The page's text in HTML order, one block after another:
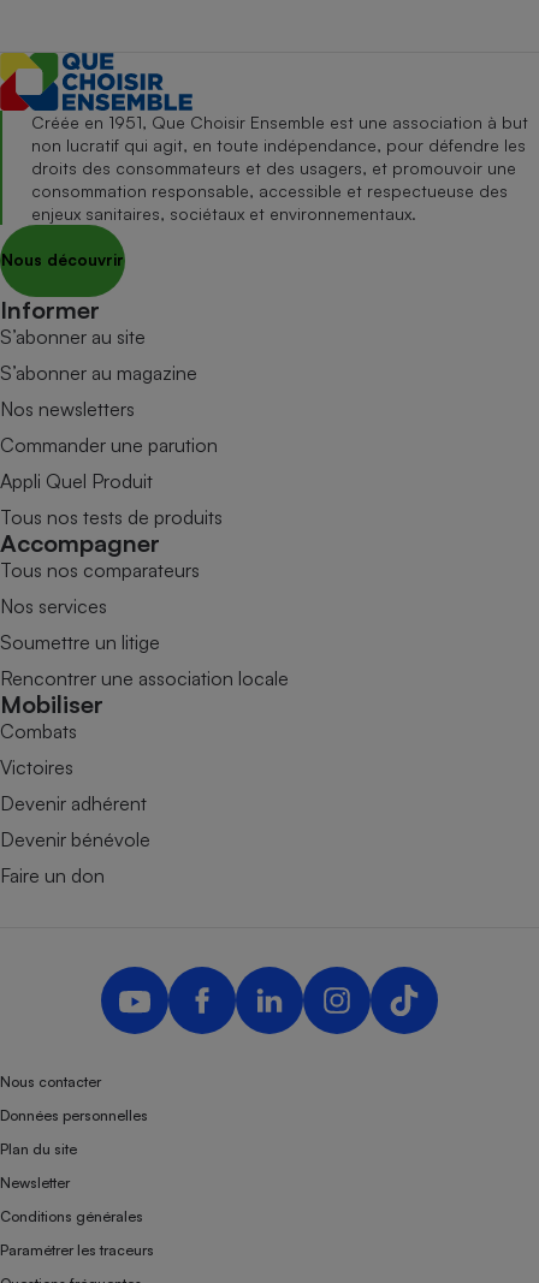
Créée en 1951, Que Choisir Ensemble est une association à but
non lucratif qui agit, en toute indépendance, pour défendre les
droits des consommateurs et des usagers, et promouvoir une
consommation responsable, accessible et respectueuse des
enjeux sanitaires, sociétaux et environnementaux.
Nous découvrir
Informer
S’abonner au site
S’abonner au magazine
Nos newsletters
Commander une parution
Appli Quel Produit
Tous nos tests de produits
Accompagner
Tous nos comparateurs
Nos services
Soumettre un litige
Rencontrer une association locale
Mobiliser
Combats
Victoires
Devenir adhérent
Devenir bénévole
Faire un don
Nous contacter
Données personnelles
Plan du site
Newsletter
Conditions générales
Paramétrer les traceurs